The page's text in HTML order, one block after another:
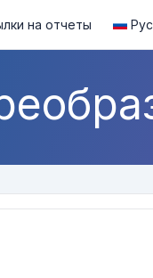
на отчеты